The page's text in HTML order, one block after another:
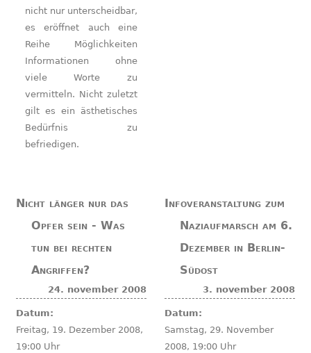
nicht nur unterscheidbar,
es eröffnet auch eine
Reihe Möglichkeiten
Informationen ohne
viele Worte zu
vermitteln. Nicht zuletzt
gilt es ein ästhetisches
Bedürfnis zu
befriedigen.
Nicht länger nur das
Opfer sein - Was
tun bei rechten
Angriffen?
24. november 2008
Datum:
Freitag, 19. Dezember 2008,
19:00 Uhr
Infoveranstaltung zum
Naziaufmarsch am 6.
Dezember in Berlin-
Südost
3. november 2008
Datum:
Samstag, 29. November
2008, 19:00 Uhr